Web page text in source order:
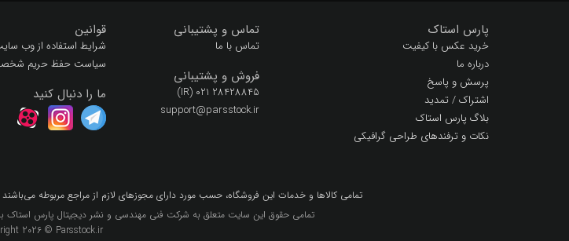
پارس استاک
خرید عکس با کیفیت
درباره ما
پرسش و پاسخ
اشتراک / تمدید
بلاگ پارس استاک
نکات و ترفندهای طراحی گرافیکی
تماس و پشتیبانی
تماس با ما
فروش و پشتیبانی
(IR) 021 28428845
support@parsstock.ir
قوانین
شرایط استفاده از وب
سیاست حفظ حریم شخصی
ما را دنبال کنید
تمامي كالاها و خدمات اين فروشگاه، حسب مورد داراي مجوزهاي لازم از مراجع مربوطه
تمامی حقوق این سایت متعلق به شرکت فنی مهندسی و نشر دیجیتال پارس استاک
2026 © Parsstock.ir